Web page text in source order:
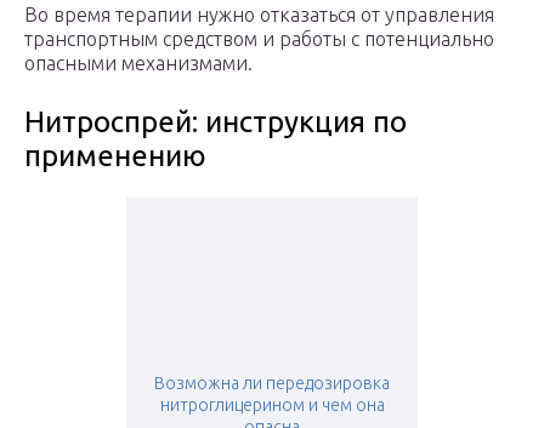
Во время терапии нужно отказаться от управления
транспортным средством и работы с потенциально
опасными механизмами.
Нитроспрей: инструкция по
применению
Возможна ли передозировка
нитроглицерином и чем она